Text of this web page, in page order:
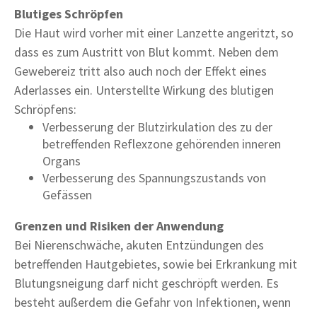
Blutiges Schröpfen
Die Haut wird vorher mit einer Lanzette angeritzt, so
dass es zum Austritt von Blut kommt. Neben dem
Gewebereiz tritt also auch noch der Effekt eines
Aderlasses ein. Unterstellte Wirkung des blutigen
Schröpfens:
Verbesserung der Blutzirkulation des zu der
betreffenden Reflexzone gehörenden inneren
Organs
Verbesserung des Spannungszustands von
Gefässen
Grenzen und Risiken der Anwendung
Bei Nierenschwäche, akuten Entzündungen des
betreffenden Hautgebietes, sowie bei Erkrankung mit
Blutungsneigung darf nicht geschröpft werden. Es
besteht außerdem die Gefahr von Infektionen, wenn